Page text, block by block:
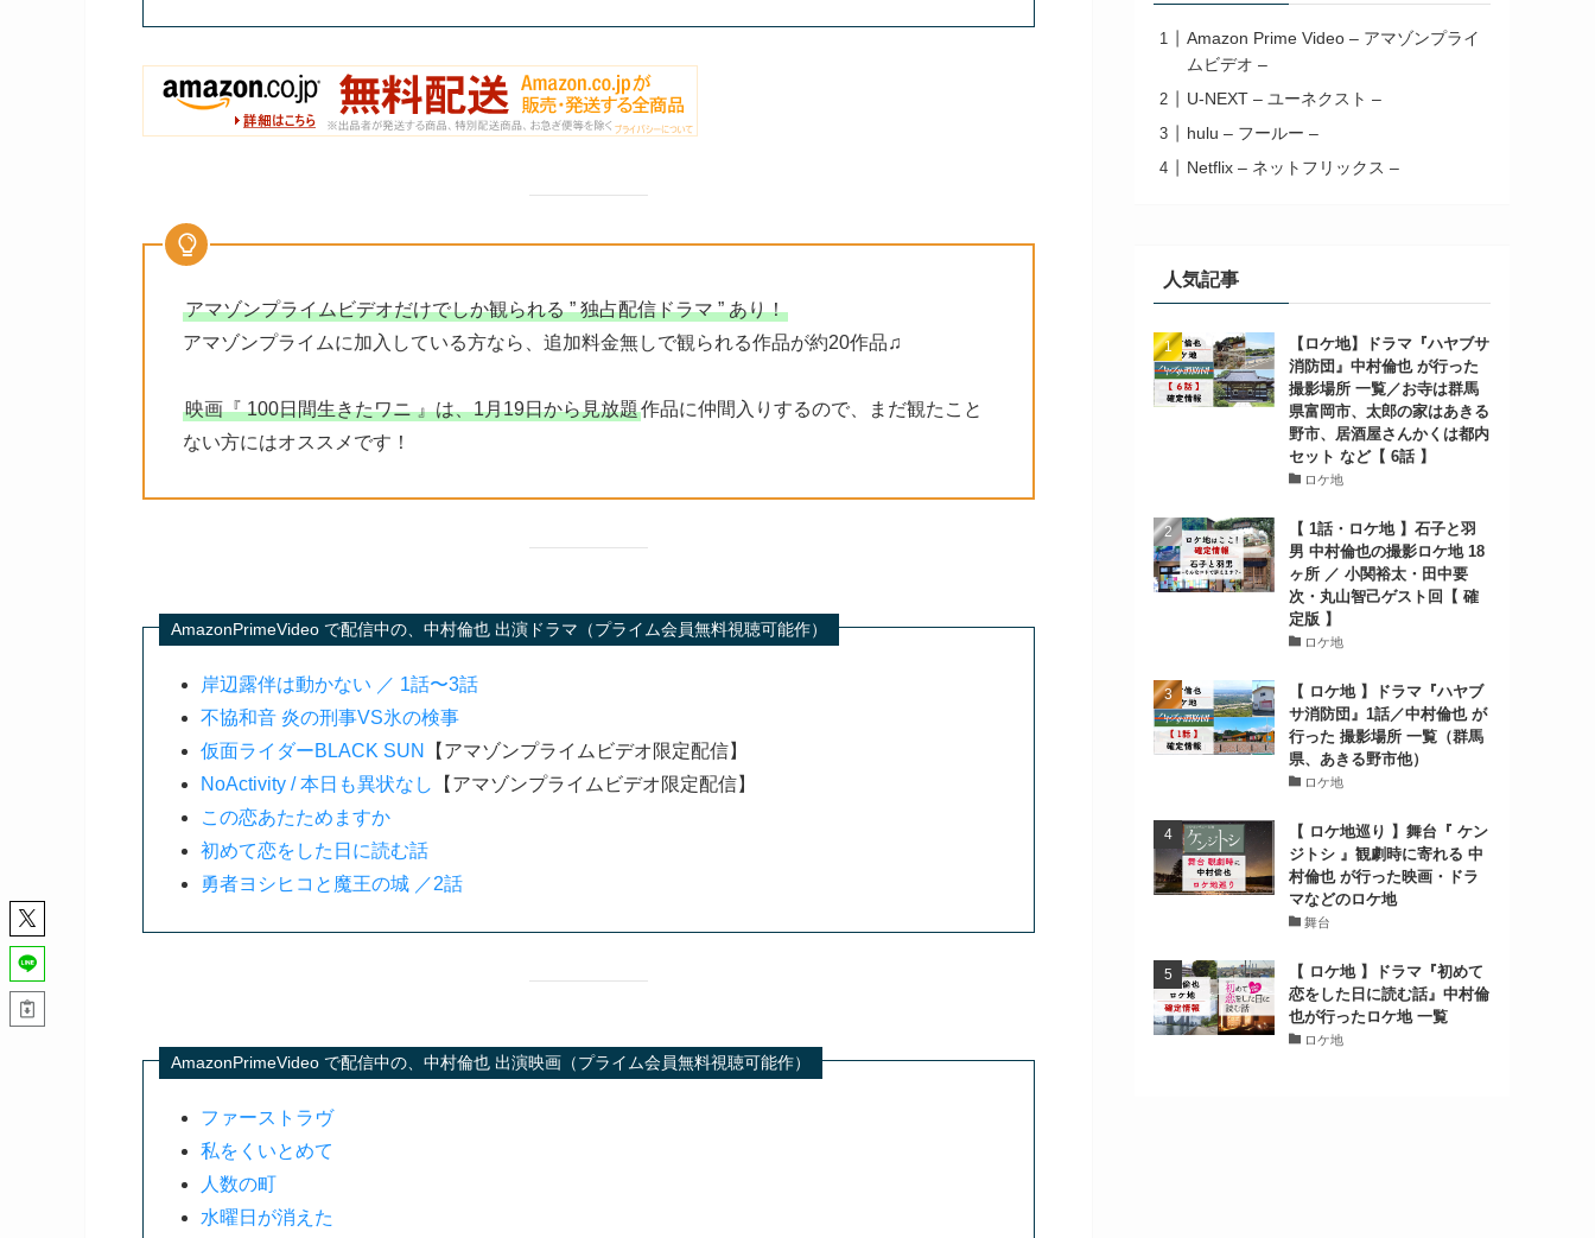
アマゾンプライムビデオだけでしか観られる ” 独占配信ドラマ ” あり！
アマゾンプライムに加入している方なら、追加料金無しで観られる作品が約20作品♫
映画『 100日間生きたワニ 』は、1月19日から見放題作品に仲間入りするので、まだ観たこと
ない方にはオススメです！
AmazonPrimeVideo で配信中の、中村倫也 出演ドラマ（プライム会員無料視聴可能作）
岸辺露伴は動かない ／ 1話〜3話
不協和音 炎の刑事VS氷の検事
仮面ライダーBLACK SUN
【アマゾンプライムビデオ限定配信】
NoActivity / 本日も異状なし
【アマゾンプライムビデオ限定配信】
この恋あたためますか
初めて恋をした日に読む話
勇者ヨシヒコと魔王の城 ／2話
AmazonPrimeVideo で配信中の、中村倫也 出演映画（プライム会員無料視聴可能作）
ファーストラヴ
私をくいとめて
人数の町
水曜日が消えた
Amazon Prime Video – アマゾンプライ
ムビデオ –
U-NEXT – ユーネクスト –
hulu – フールー –
Netflix – ネットフリックス –
人気記事
【ロケ地】ドラマ『ハヤブサ
消防団』中村倫也 が行った
撮影場所 一覧／お寺は群馬
県富岡市、太郎の家はあきる
野市、居酒屋さんかくは都内
セット など【 6話 】
ロケ地
【 1話・ロケ地 】石子と羽
男 中村倫也の撮影ロケ地 18
ヶ所 ／ 小関裕太・田中要
次・丸山智己ゲスト回【 確
定版 】
ロケ地
【 ロケ地 】ドラマ『ハヤブ
サ消防団』1話／中村倫也 が
行った 撮影場所 一覧（群馬
県、あきる野市他）
ロケ地
【 ロケ地巡り 】舞台『 ケン
ジトシ 』観劇時に寄れる 中
村倫也 が行った映画・ドラ
マなどのロケ地
舞台
【 ロケ地 】ドラマ『初めて
恋をした日に読む話』中村倫
也が行ったロケ地 一覧
ロケ地